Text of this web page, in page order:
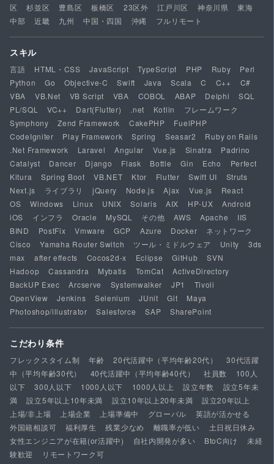
区
杉並区 豊島区 板橋区 23区外 江戸川区 神奈川県
東海
中部
近畿 九州 中国・四国 沖縄 フルリモート
スキル
言語 HTML・CSS JavaScript TypeScript PHP Ruby
Perl
Python
Go Objective-C Swift Java Scala C C++
C#
VBA
VB.Net VB Script VBA COBOL ABAP Delphi
SQL
PL/SQL
VC++ Dart(Flutter) .net Kotlin
フレームワーク
Symphony
Zend Framework CakePHP
FuelPHP
CodeIgniter
Play Framework Spring Seasar2
Ruby on Rails
.Net Framework
Laravel Angular Vue.js Sinatra
Padrino
Catalyst
Dancer Django Flask Bottle Gin Echo
Perfect
Kitura
Spring Boot VB.NET Ktor Flutter Swift UI
Struts
Next.js
ライブラリ jQuery Node.js Ajax Vue.js
React
OS
Windows Linux UNIX Solaris AIX HP-UX
Android
iOS
インフラ Oracle MySQL その他 AWS Apache
IIS
BIND
PostFix Vmware GCP Azure Docker
ネットワーク
Cisco
Yamaha Router Switch ツール・ミドルウェア Unity
3ds
max
after effects Cocos2d-x Eclipse GitHub
SVN
Hadoop
Cassandra Mybatis TomCat
ActiveDirectory
BackUP Exec
Arcserve Systemwalker JP1
Tivoli
OpenView
Jenkins Selenium JUnit Git
Maya
Photoshop/illustrator
Salesforce SAP SharePoint
こだわり条件
フレックスタイム制 年齢 20代活躍中（平均年齢20代）
30代活躍
中（平均年齢30代）
40代活躍中（平均年齢40代） 社員数
100人
以下
300人以下 1000人以下 1000人以上 設立年数
設立5年未
満
設立5年以上10年未満 設立10年以上20年未満
設立20年以上
上場/非上場
上場企業 上場準備中 グローバル
英語が活かせる
外国籍相談可
福利厚生 残業少なめ 離職率が低い
土日祝日休み
女性エンジニアが在籍(or活躍中)
自社内開発が多い BtoC向け
未経
験歓迎
リモートワーク可